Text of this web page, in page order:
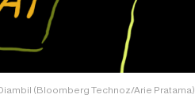
(Bloomberg Technoz/Arie Pratama)